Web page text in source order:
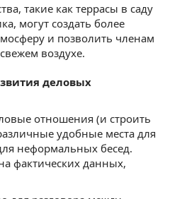
такие как террасы в саду
могут создать более
и позволить членам
воздухе.
деловых
отношения (и строить
удобные места для
неформальных бесед.
фактических данных,